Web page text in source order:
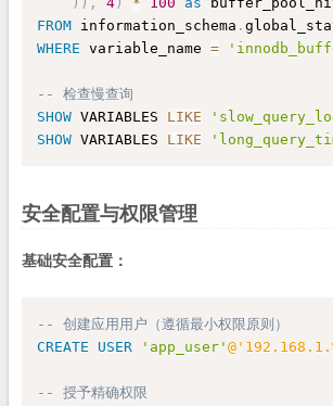
FROM information_schema .
WHERE variable_name =
-- 检查慢查询
SHOW VARIABLES LIKE
SHOW VARIABLES LIKE
安全配置与权限管理
基础安全配置：
-- 创建应用用户（遵循最小权限原则）
CREATE
USER 'app_user'
-- 授予精确权限